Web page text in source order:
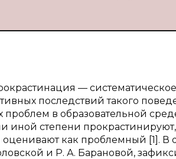
—
последствий такого
проблем в образовательной
иной степени
как проблемный [1]. В
и Р. А. Барановой,